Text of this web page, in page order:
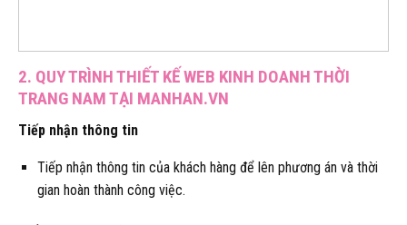
2. QUY TRÌNH THIẾT KẾ WEB KINH DOANH THỜI
TRANG NAM TẠI MANHAN.VN
Tiếp nhận thông tin
Tiếp nhận thông tin của khách hàng để lên phương án và thời
gian hoàn thành công việc.